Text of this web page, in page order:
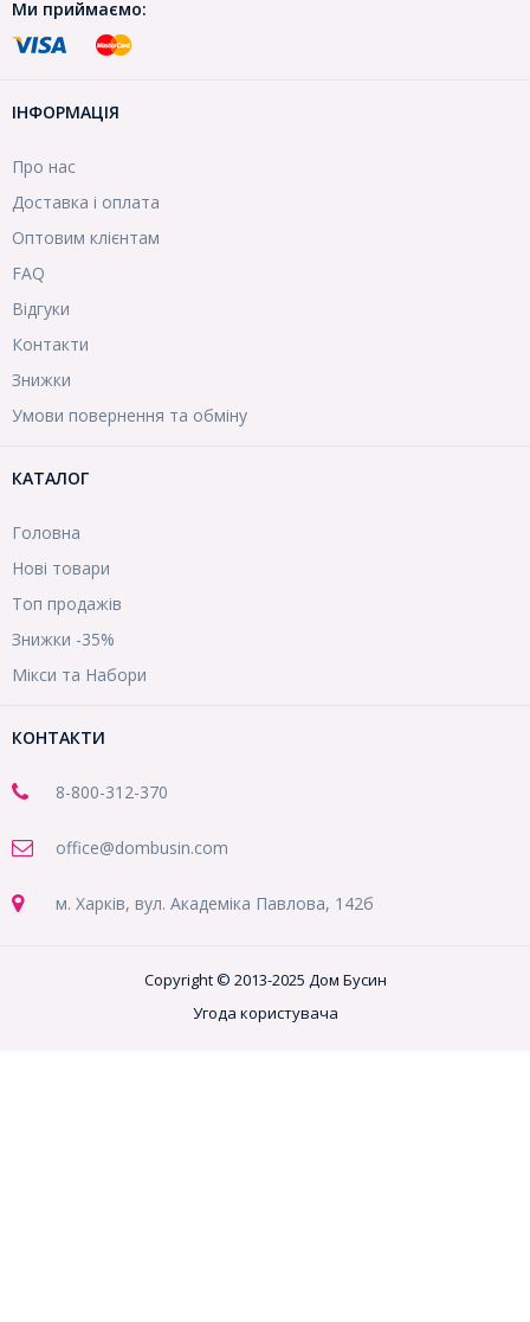
Ми приймаємо:
ІНФОРМАЦІЯ
Про нас
Доставка і оплата
Оптовим клієнтам
FAQ
Відгуки
Контакти
Знижки
Умови повернення та обміну
КАТАЛОГ
Головна
Нові товари
Топ продажів
Знижки -35%
Мікси та Набори
КОНТАКТИ
8-800-312-370
office@dombusin.com
м. Харків, вул. Академіка Павлова, 142б
Copyright © 2013-2025 Дом Бусин
Угода користувача